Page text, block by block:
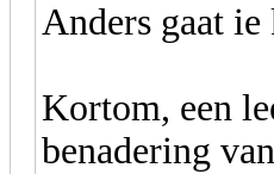
Anders gaat
Kortom, een
benadering